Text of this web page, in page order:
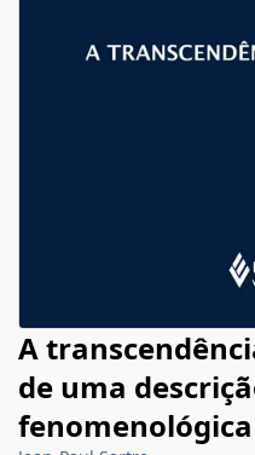
A
de uma
fenomenológica